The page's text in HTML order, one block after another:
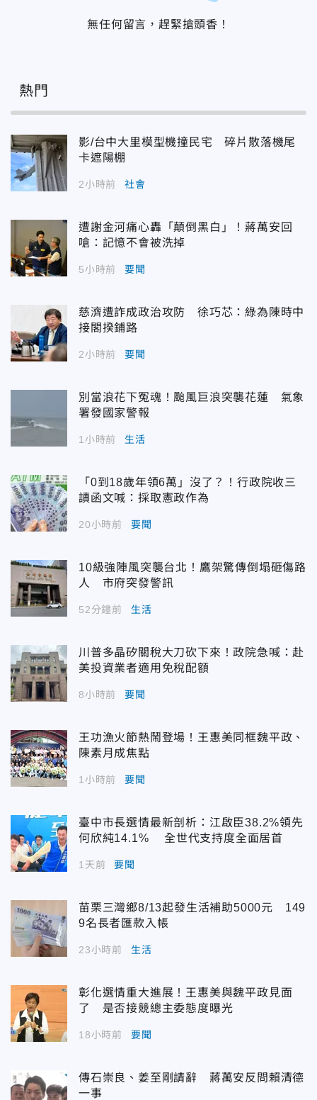
無任何留言，趕緊搶頭香！
熱門
影/台中大里模型機撞民宅 碎片散落機尾
卡遮陽棚
2小時前 社會
遭謝金河痛心轟「顛倒黑白」！蔣萬安回
嗆：記憶不會被洗掉
5小時前 要聞
慈濟遭詐成政治攻防 徐巧芯：綠為陳時中
接閣揆鋪路
2小時前 要聞
別當浪花下冤魂！颱風巨浪突襲花蓮 氣象
署發國家警報
1小時前 生活
「0到18歲年領6萬」沒了？！行政院收三
讀函文喊：採取憲政作為
20小時前 要聞
10級強陣風突襲台北！鷹架驚傳倒塌砸傷路
人 市府突發警訊
52分鐘前 生活
川普多晶矽關稅大刀砍下來！政院急喊：赴
美投資業者適用免稅配額
8小時前 要聞
王功漁火節熱鬧登場！王惠美同框魏平政、
陳素月成焦點
1小時前 要聞
臺中市長選情最新剖析：江啟臣38.2%領先
何欣純14.1% 全世代支持度全面居首
1天前 要聞
苗栗三灣鄉8/13起發生活補助5000元 149
9名長者匯款入帳
23小時前 生活
彰化選情重大進展！王惠美與魏平政見面
了 是否接競總主委態度曝光
18小時前 要聞
傳石崇良、姜至剛請辭 蔣萬安反問賴清德
一事